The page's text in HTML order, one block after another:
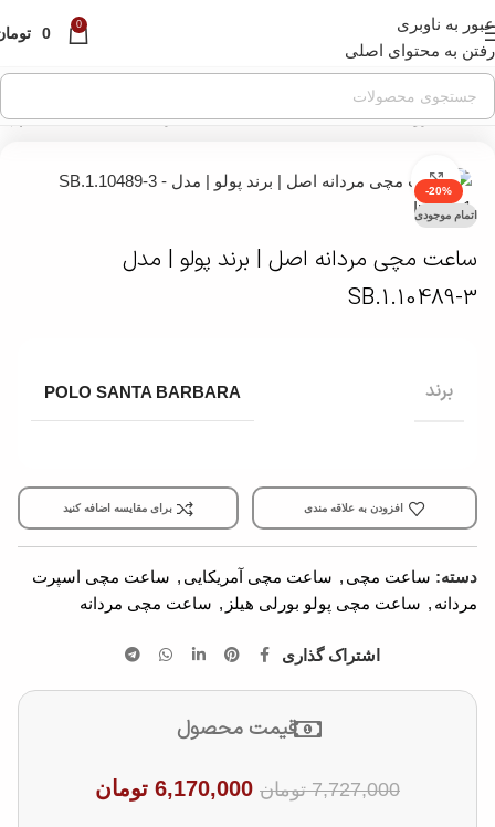
عبور به ناوبری
رفتن به محتوای اصلی
0
0
خانه»فروشگاه»ساعت مچی»ساعت مچی مردانه»ساعت مچی اسپرت
-20%
اتمام موجودی
بزرگنمایی تصویر
ساعت مچی مردانه اصل | برند پولو | مدل
SB.1.10489-3
برند POLO SANTA BARBARA
افزودن به علاقه مندی برای مقایسه اضافه کنید
دسته: ساعت مچی , ساعت مچی آمریکایی , ساعت مچی اسپرت
مردانه , ساعت مچی پولو بورلی هیلز , ساعت مچی مردانه
اشتراک گذاری
قیمت محصول
7,727,000 تومان 6,170,000 تومان
قبل از ثبت سفارش ، موجودی محصول مورد نظر را از ما